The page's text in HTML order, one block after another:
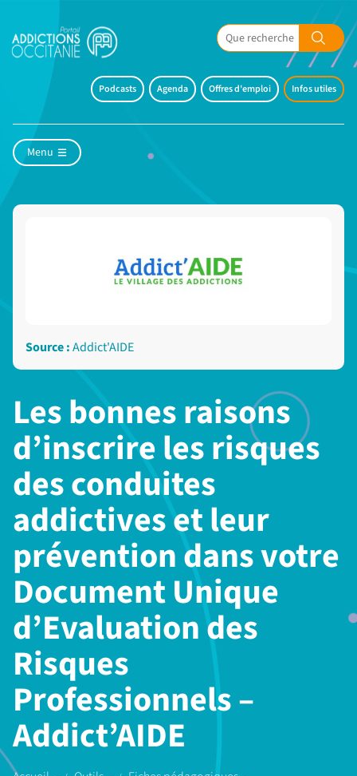
Podcasts Agenda Offres d'emploi Infos utiles
Menu
Les bonnes raisons
d’inscrire les risques
des conduites
addictives et leur
prévention dans votre
Document Unique
d’Evaluation des
Risques
Professionnels –
Addict’AIDE
Source :Addict'AIDE